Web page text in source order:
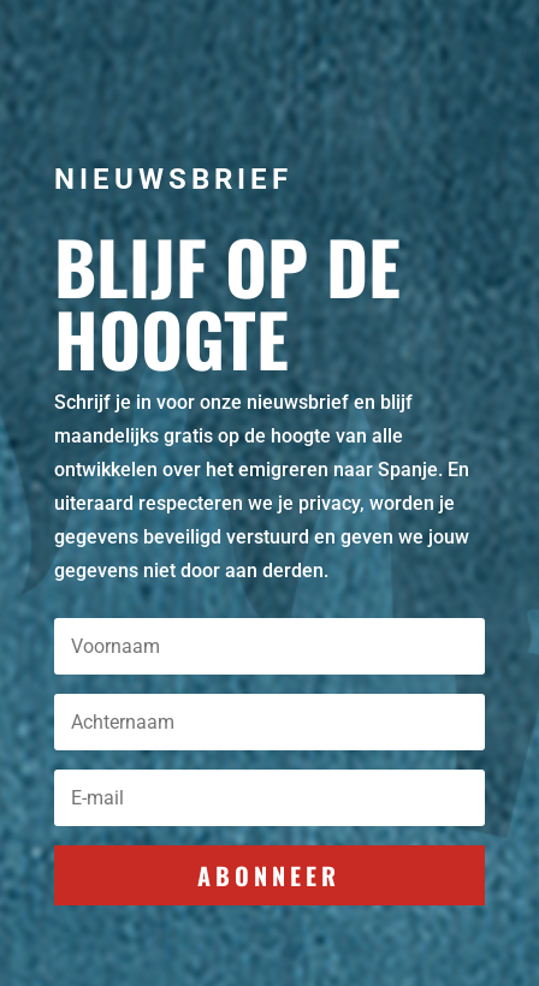
NIEUWSBRIEF
BLIJF OP DE
HOOGTE
Schrijf je in voor onze nieuwsbrief en blijf
maandelijks gratis op de hoogte van alle
ontwikkelen over het emigreren naar Spanje. En
uiteraard respecteren we je privacy, worden je
gegevens beveiligd verstuurd en geven we jouw
gegevens niet door aan derden.
ABONNEER